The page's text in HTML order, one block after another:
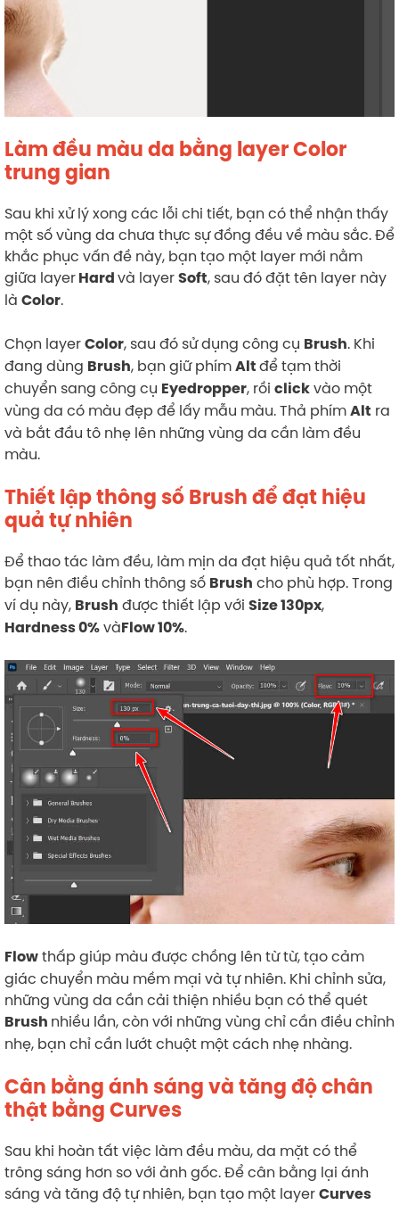
Làm đều màu da bằng layer Color
trung gian
Sau khi xử lý xong các lỗi chi tiết, bạn có thể nhận thấy
một số vùng da chưa thực sự đồng đều về màu sắc. Để
khắc phục vấn đề này, bạn tạo một layer mới nằm
giữa layerHardvà layerSoft, sau đó đặt tên layer này
là Color.
Chọn layerColor, sau đó sử dụng công cụ Brush. Khi
đang dùng Brush, bạn giữ phímAltđể tạm thời
chuyển sang công cụ Eyedropper, rồi clickvào một
vùng da có màu đẹp để lấy mẫu màu. Thả phímAlt ra
và bắt đầu tô nhẹ lên những vùng da cần làm đều
màu.
Thiết lập thông số Brush để đạt hiệu
quả tự nhiên
Để thao tác làm đều, làm mịn da đạt hiệu quả tốt nhất,
bạn nên điều chỉnh thông số Brush cho phù hợp. Trong
ví dụ này, Brush được thiết lập với Size 130px,
Hardness 0%vàFlow 10%.
Flowthấp giúp màu được chồng lên từ từ, tạo cảm
giác chuyển màu mềm mại và tự nhiên. Khi chỉnh sửa,
những vùng da cần cải thiện nhiều bạn có thể quét
Brush nhiều lần, còn với những vùng chỉ cần điều chỉnh
nhẹ, bạn chỉ cần lướt chuột một cách nhẹ nhàng.
Cân bằng ánh sáng và tăng độ chân
thật bằng Curves
Sau khi hoàn tất việc làm đều màu, da mặt có thể
trông sáng hơn so với ảnh gốc. Để cân bằng lại ánh
sáng và tăng độ tự nhiên, bạn tạo một layerCurves